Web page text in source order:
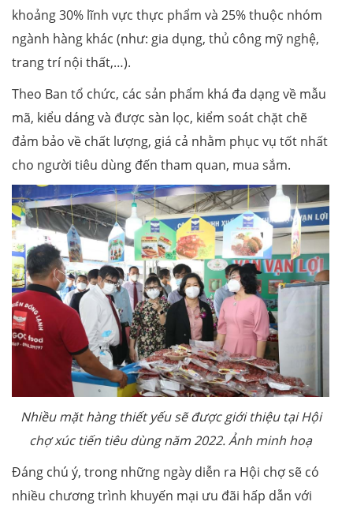
khoảng 30% lĩnh vực thực phẩm và 25% thuộc nhóm
ngành hàng khác (như: gia dụng, thủ công mỹ nghệ,
trang trí nội thất,…).
Theo Ban tổ chức, các sản phẩm khá đa dạng về mẫu
mã, kiểu dáng và được sàn lọc, kiểm soát chặt chẽ
đảm bảo về chất lượng, giá cả nhằm phục vụ tốt nhất
cho người tiêu dùng đến tham quan, mua sắm.
Nhiều mặt hàng thiết yếu sẽ được giới thiệu tại Hội
chợ xúc tiến tiêu dùng năm 2022. Ảnh minh hoạ
Đáng chú ý, trong những ngày diễn ra Hội chợ sẽ có
nhiều chương trình khuyến mại ưu đãi hấp dẫn với